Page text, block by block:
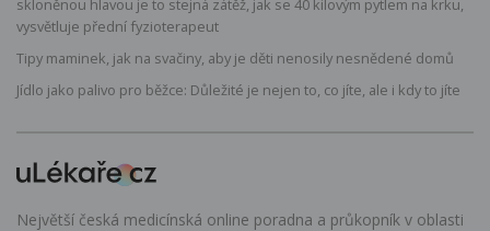
skloněnou hlavou je to stejná zátěž, jak se 40 kilovým pytlem na krku,
vysvětluje přední fyzioterapeut
Tipy maminek, jak na svačiny, aby je děti nenosily nesnědené domů
Jídlo jako palivo pro běžce: Důležité je nejen to, co jíte, ale i kdy to jíte
Největší česká medicínská online poradna a průkopník v oblasti